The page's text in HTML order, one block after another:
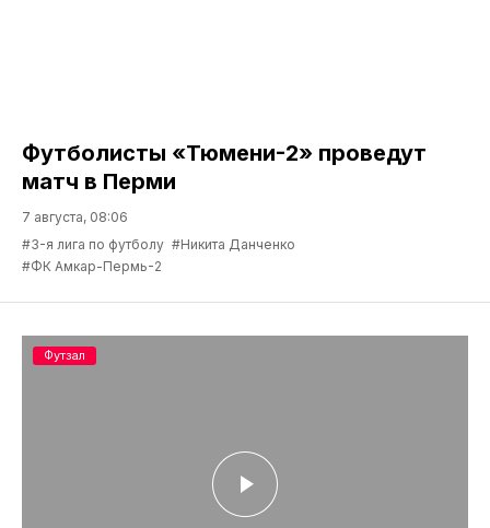
Футболисты «Тюмени-2» проведут
матч в Перми
7 августа, 08:06
#3-я лига по футболу #Никита Данченко
#ФК Амкар-Пермь-2
Футзал